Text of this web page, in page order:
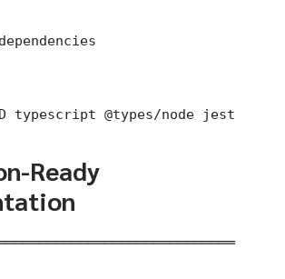
typescript @types/node jest
Ready